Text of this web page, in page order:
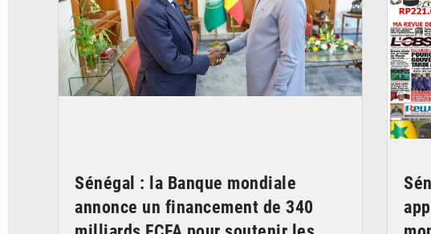
Sénégal : la Banque mondiale
annonce un financement de 340